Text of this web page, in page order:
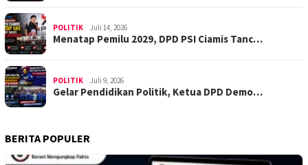
POLITIK Juli 14, 2026
Menatap Pemilu 2029, DPD PSI Ciamis Tanc…
POLITIK Juli 9, 2026
Gelar Pendidikan Politik, Ketua DPD Demo…
BERITA POPULER